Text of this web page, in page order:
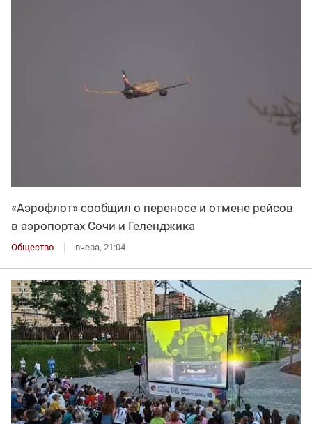
«Аэрофлот» сообщил о переносе и отмене рейсов
в аэропортах Сочи и Геленджика
Общество вчера, 21:04